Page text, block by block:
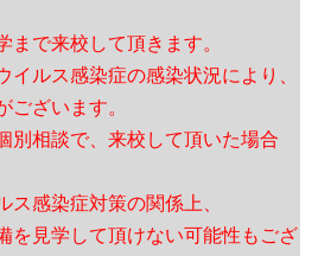
来校して頂きます。
ス感染症の感染状況により、
ございます。
談で、来校して頂いた場合
染症対策の関係上、
学して頂けない可能性もござ